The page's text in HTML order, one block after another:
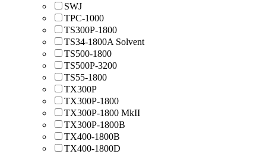
SWJ
TPC-1000
TS300P-1800
TS34-1800A Solvent
TS500-1800
TS500P-3200
TS55-1800
TX300P
TX300P-1800
TX300P-1800 MkII
TX300P-1800B
TX400-1800B
TX400-1800D